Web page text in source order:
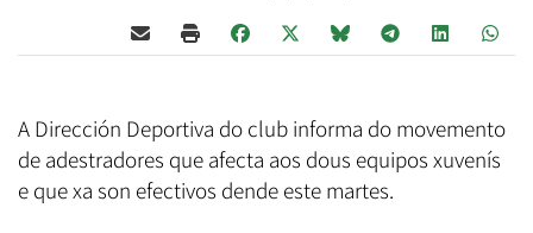
A Dirección Deportiva do club informa do movemento
de adestradores que afecta aos dous equipos xuvenís
e que xa son efectivos dende este martes.